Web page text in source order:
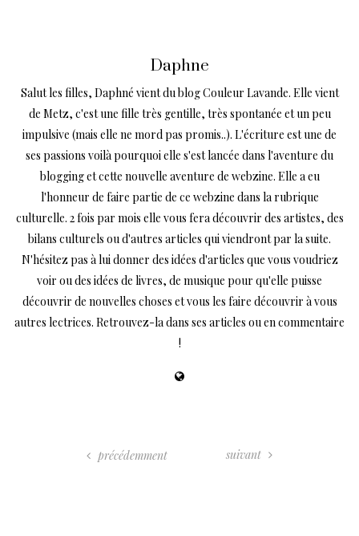
Daphne
Salut les filles, Daphné vient du blog Couleur Lavande. Elle vient
de Metz, c'est une fille très gentille, très spontanée et un peu
impulsive (mais elle ne mord pas promis..). L'écriture est une de
ses passions voilà pourquoi elle s'est lancée dans l'aventure du
blogging et cette nouvelle aventure de webzine. Elle a eu
l'honneur de faire partie de ce webzine dans la rubrique
culturelle. 2 fois par mois elle vous fera découvrir des artistes, des
bilans culturels ou d'autres articles qui viendront par la suite.
N'hésitez pas à lui donner des idées d'articles que vous voudriez
voir ou des idées de livres, de musique pour qu'elle puisse
découvrir de nouvelles choses et vous les faire découvrir à vous
autres lectrices. Retrouvez-la dans ses articles ou en commentaire
!
précédemment suivant